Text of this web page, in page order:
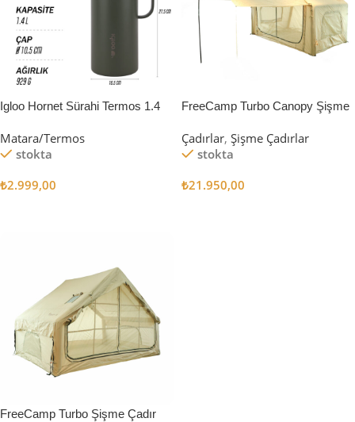
Igloo Hornet Sürahi Termos 1.4
Matara/Termos
stokta
₺2.999,00
FreeCamp Turbo Canopy Şişme
Çadırlar, Şişme Çadırlar
stokta
₺21.950,00
FreeCamp Turbo Şişme Çadır